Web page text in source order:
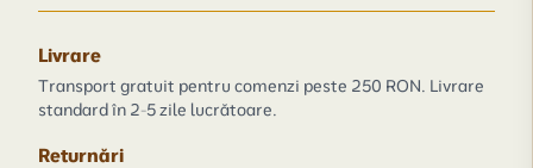
Livrare
Transport gratuit pentru comenzi peste 250 RON. Livrare
standard în 2-5 zile lucrătoare.
Returnări